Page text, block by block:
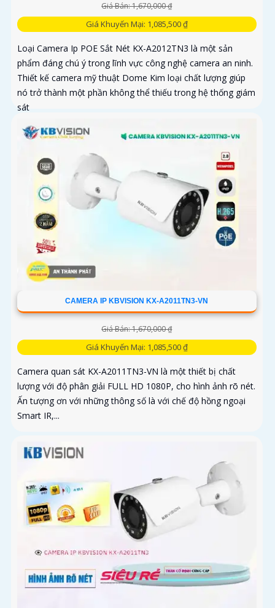
Giá Bán: 1,670,000 ₫
Giá Khuyến Mại: 1,085,500 ₫
Loại Camera Ip POE Sắt Nét KX-A2012TN3 là một sản
phẩm đáng chú ý trong lĩnh vực công nghệ camera an ninh.
Thiết kế camera mỹ thuật Dome Kim loại chất lượng giúp
nó trở thành một phần không thể thiếu trong hệ thống giám
sát
CAMERA IP KBVISION KX-A2011TN3-VN
Giá Bán: 1,670,000 ₫
Giá Khuyến Mại: 1,085,500 ₫
Camera quan sát KX-A2011TN3-VN là một thiết bị chất
lượng với độ phân giải FULL HD 1080P, cho hình ảnh rõ nét.
Ấn tượng ơn với những thông số là với chế độ hồng ngoại
Smart IR,...